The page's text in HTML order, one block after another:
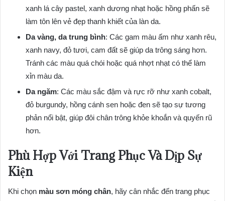
xanh lá cây pastel, xanh dương nhạt hoặc hồng phấn sẽ
làm tôn lên vẻ đẹp thanh khiết của làn da.
Da vàng, da trung bình: Các gam màu ấm như xanh rêu,
xanh navy, đỏ tươi, cam đất sẽ giúp da trông sáng hơn.
Tránh các màu quá chói hoặc quá nhợt nhạt có thể làm
xỉn màu da.
Da ngăm: Các màu sắc đậm và rực rỡ như xanh cobalt,
đỏ burgundy, hồng cánh sen hoặc đen sẽ tạo sự tương
phản nổi bật, giúp đôi chân trông khỏe khoắn và quyến rũ
hơn.
Phù Hợp Với Trang Phục Và Dịp Sự
Kiện
Khi chọn màu sơn móng chân, hãy cân nhắc đến trang phục